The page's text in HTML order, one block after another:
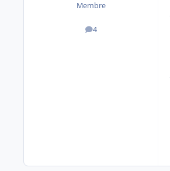
Membre
4
messages